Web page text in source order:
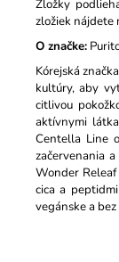
Zložky
zložiek nájdete
O značke:
Kórejská
kultúry, aby
citlivou
aktívnymi
Centella Line
začervenania
Wonder
cica a
vegánske a